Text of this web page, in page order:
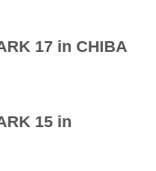
17 in CHIBA
15 in